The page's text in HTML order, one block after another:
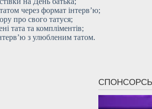
через формат інтерв’ю;
про свого татуся;
тата та компліментів;
з улюбленим татом.